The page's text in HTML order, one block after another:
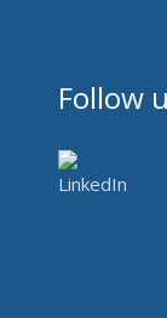
Follow